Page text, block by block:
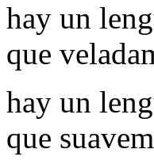
hay un
que
hay un
que